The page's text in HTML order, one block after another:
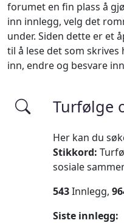
forumet en fin plass å
inn innlegg, velg det
under. Siden dette er et
til å lese det som skrives
inn, endre og besvare
Turfølge
Her kan du
Stikkord:
sosiale
543Innlegg,
Siste innlegg: